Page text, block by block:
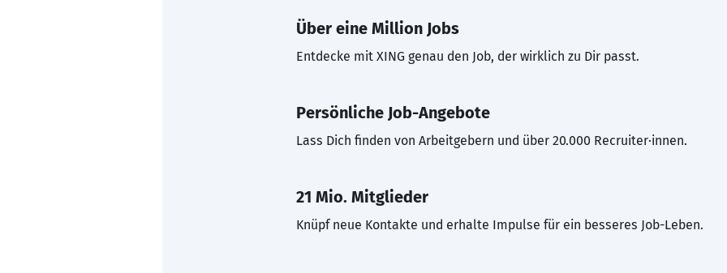
Über eine Million Jobs
Entdecke mit XING genau den Job, der wirklich zu Dir passt.
Persönliche Job-Angebote
Lass Dich finden von Arbeitgebern und über 20.000 Recruiter·innen.
21 Mio. Mitglieder
Knüpf neue Kontakte und erhalte Impulse für ein besseres Job-Leben.